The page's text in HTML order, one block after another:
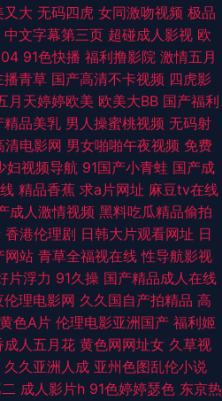
产乱乱A片 欧美日韩免费A级 深夜干B软
情另类综合 欧美成a 五月天三级网 www
韩涩汇 伊人网综合楼 白丝美女后入内射
无码9Ⅱ视频 97色色资源 国产精品野外三
人人视频 国产ass 免费18 天堂资源网欧
色图网 日韩无码操逼网址 91超碰导航 超
毛茸 91地址入口网页 成人无码不卡网址
伊人春色网 97色狠 国产性交网 欧美日性
好看剧 人妻人人操 亚洲的图色 91重口味
又大 无码四虎 女同激吻视频 极品
中文字幕第三页 超碰成人影视 欧
91色快播 福利撸影院 激情五月
播青草 国产高清不卡视频 四虎影
月天婷婷欧美 欧美大BB 国产福利
精品美乳 男人操蜜桃视频 无码射
清电影网 男女啪啪午夜视频 免费
妇视频导航 91国产小青蛙 国产成
精品香蕉 求a片网址 麻豆tv在线
成人激情视频 黑料吃瓜精品偷拍
香港伦理剧 日韩大片观看网址 日
网站 青草全福视在线 性导航影视
片浮力 91久操 国产精品成人在线
伦理电影网 久久国自产拍精品 高
色A片 伦理电影亚洲国产 福利姬
成人五月花 黄色网网址女 久草视
久久亚洲人成 亚州色图乱伦小说
成人影片h 91色婷婷瑟色 东京热